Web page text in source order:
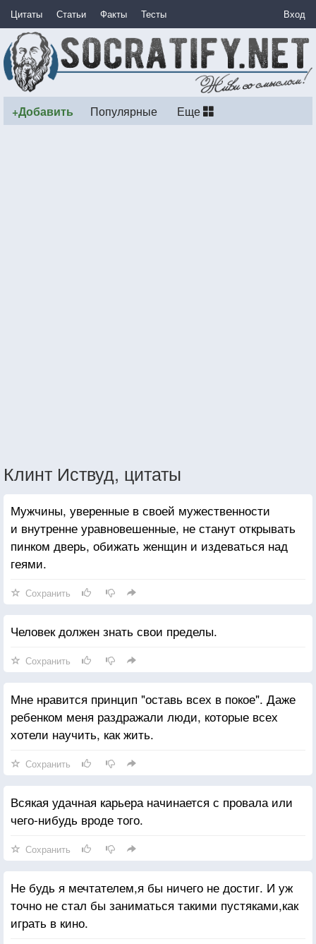
Цитаты Статьи Факты Тесты Вход
+Добавить Популярные Еще
Клинт Иствуд, цитаты
Мужчины, уверенные в своей мужественности
и внутренне уравновешенные, не станут открывать
пинком дверь, обижать женщин и издеваться над
геями.
Сохранить
Человек должен знать свои пределы.
Сохранить
Мне нравится принцип "оставь всех в покое". Даже
ребенком меня раздражали люди, которые всех
хотели научить, как жить.
Сохранить
Всякая удачная карьера начинается с провала или
чего-нибудь вроде того.
Сохранить
Не будь я мечтателем,я бы ничего не достиг. И уж
точно не стал бы заниматься такими пустяками,как
играть в кино.